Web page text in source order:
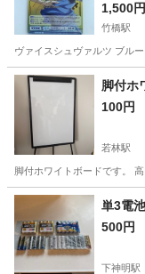
1,500円
竹橋駅
ヴァイスシュヴァルツ ブル
東京 千代田区 竹橋
脚付ホ
100円
若林駅
脚付ホワイトボードです。
東京 世田谷区 若林
単3電
500円
下神明駅